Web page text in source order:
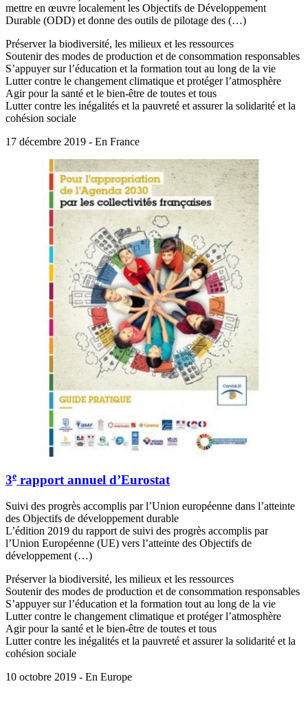
mettre en œuvre localement les Objectifs de Développement
Durable (ODD) et donne des outils de pilotage des (…)
Préserver la biodiversité, les milieux et les ressources
Soutenir des modes de production et de consommation responsables
S’appuyer sur l’éducation et la formation tout au long de la vie
Lutter contre le changement climatique et protéger l’atmosphère
Agir pour la santé et le bien-être de toutes et tous
Lutter contre les inégalités et la pauvreté et assurer la solidarité et la
cohésion sociale
17 décembre 2019 - En France
3e rapport annuel d’Eurostat
Suivi des progrès accomplis par l’Union européenne dans l’atteinte
des Objectifs de développement durable
L’édition 2019 du rapport de suivi des progrès accomplis par
l’Union Européenne (UE) vers l’atteinte des Objectifs de
développement (…)
Préserver la biodiversité, les milieux et les ressources
Soutenir des modes de production et de consommation responsables
S’appuyer sur l’éducation et la formation tout au long de la vie
Lutter contre le changement climatique et protéger l’atmosphère
Agir pour la santé et le bien-être de toutes et tous
Lutter contre les inégalités et la pauvreté et assurer la solidarité et la
cohésion sociale
10 octobre 2019 - En Europe